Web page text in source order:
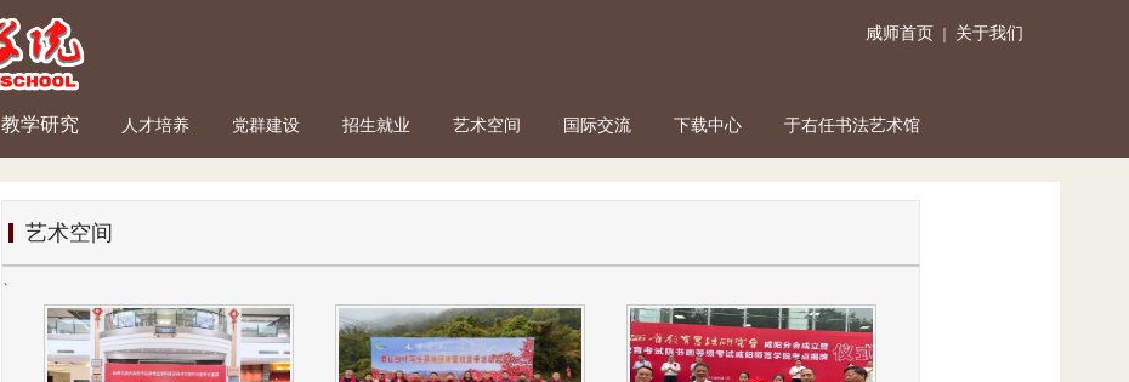
咸师首页 关于我们
教学研究 人才培养 党群建设 招生就业 艺术空间 国际交流 下载中心 于右任书法艺术馆
艺术空间
、